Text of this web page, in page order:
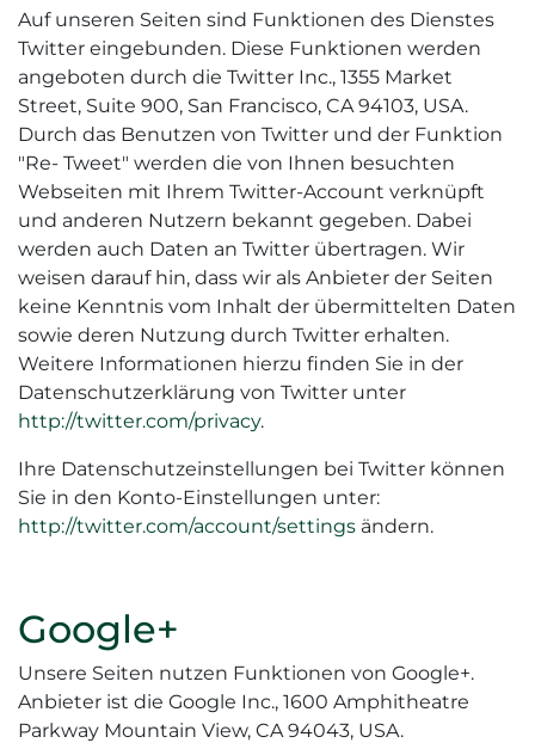
Auf unseren Seiten sind Funktionen des Dienstes
Twitter eingebunden. Diese Funktionen werden
angeboten durch die Twitter Inc., 1355 Market
Street, Suite 900, San Francisco, CA 94103, USA.
Durch das Benutzen von Twitter und der Funktion
"Re- Tweet" werden die von Ihnen besuchten
Webseiten mit Ihrem Twitter-Account verknüpft
und anderen Nutzern bekannt gegeben. Dabei
werden auch Daten an Twitter übertragen. Wir
weisen darauf hin, dass wir als Anbieter der Seiten
keine Kenntnis vom Inhalt der übermittelten Daten
sowie deren Nutzung durch Twitter erhalten.
Weitere Informationen hierzu finden Sie in der
Datenschutzerklärung von Twitter unter
http://twitter.com/privacy.
Ihre Datenschutzeinstellungen bei Twitter können
Sie in den Konto-Einstellungen unter:
http://twitter.com/account/settings ändern.
Google+
Unsere Seiten nutzen Funktionen von Google+.
Anbieter ist die Google Inc., 1600 Amphitheatre
Parkway Mountain View, CA 94043, USA.